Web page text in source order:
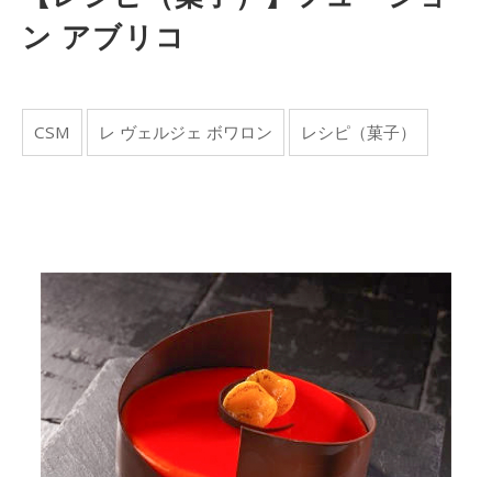
ン アブリコ
CSM レ ヴェルジェ ボワロン レシピ（菓子）